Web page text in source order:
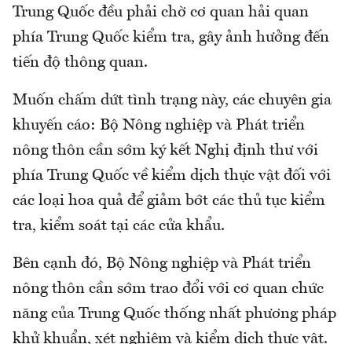
Trung Quốc đều phải chờ cơ quan hải quan
phía Trung Quốc kiểm tra, gây ảnh hưởng đến
tiến độ thông quan.
Muốn chấm dứt tình trạng này, các chuyên gia
khuyến cáo: Bộ Nông nghiệp và Phát triển
nông thôn cần sớm ký kết Nghị định thư với
phía Trung Quốc về kiểm dịch thực vật đối với
các loại hoa quả để giảm bớt các thủ tục kiểm
tra, kiểm soát tại các cửa khẩu.
Bên cạnh đó, Bộ Nông nghiệp và Phát triển
nông thôn cần sớm trao đổi với cơ quan chức
năng của Trung Quốc thống nhất phương pháp
khử khuẩn, xét nghiệm và kiểm dịch thực vật.